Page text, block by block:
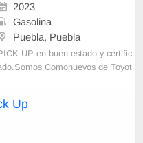
2023
Gasolina
Puebla, Puebla
UP en buen estado y certific
Comonuevos de Toyot
25% y ha
Up